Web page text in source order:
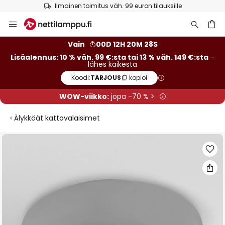
Ilmainen toimitus väh. 99 euron tilauksille
to
Vain
00D 12H 20M 28S
Lisäalennus: 10 % väh. 99 €:sta tai 13 % väh. 149 €:sta -
lähes kaikesta
Koodi:TARJOUS kopioi
WOW-viikko:jopa -70 % >
Älykkäät kattovalaisimet
Skip
images